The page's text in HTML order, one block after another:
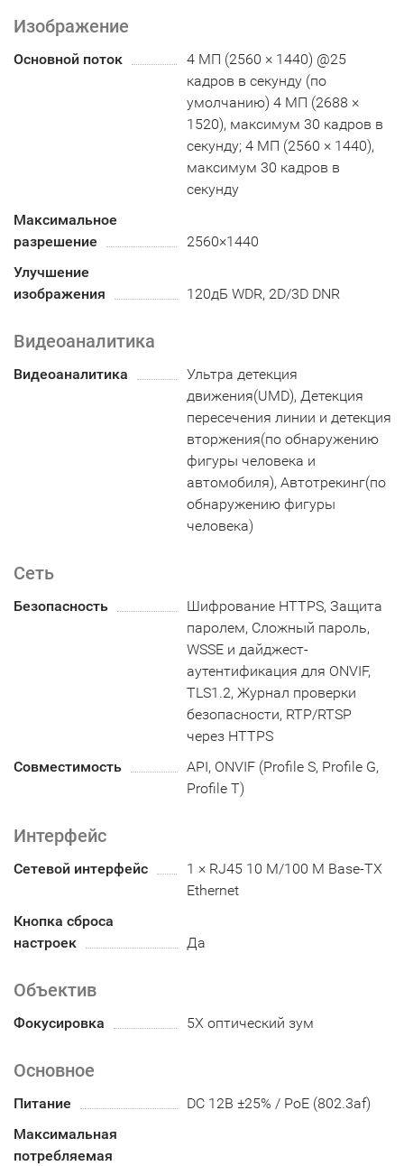
Изображение
Основной поток
4 МП (2560 × 1440) @25
кадров в секунду (по
умолчанию) 4 МП (2688 ×
1520), максимум 30 кадров в
секунду; 4 МП (2560 × 1440),
максимум 30 кадров в
секунду
Максимальное
разрешение
2560×1440
Улучшение
изображения
120дБ WDR, 2D/3D DNR
Видеоаналитика
Видеоаналитика
Ультра детекция
движения(UMD), Детекция
пересечения линии и детекция
вторжения(по обнаружению
фигуры человека и
автомобиля), Автотрекинг(по
обнаружению фигуры
человека)
Сеть
Безопасность
Шифрование HTTPS, Защита
паролем, Сложный пароль,
WSSE и дайджест-
аутентификация для ONVIF,
TLS1.2, Журнал проверки
безопасности, RTP/RTSP
через HTTPS
Совместимость
API, ONVIF (Profile S, Profile G,
Profile T)
Интерфейс
Сетевой интерфейс
1 × RJ45 10 M/100 M Base-TX
Ethernet
Кнопка сброса
настроек
Да
Объектив
Фокусировка 5X оптический зум
Основное
Питание
DC 12В ±25% / PoE (802.3af)
Максимальная
потребляемая